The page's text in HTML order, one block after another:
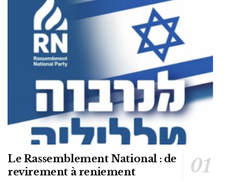
Le Rassemblement National : de
revirement à reniement